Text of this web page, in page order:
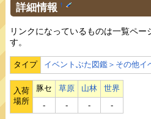
詳細情報 †
リンクになっているものは一覧ペー
す。
タイプ イベントぶた図鑑＞その他イ
入荷
場所
豚セ 草原 山林
世界
‐
‐ ‐ ‐